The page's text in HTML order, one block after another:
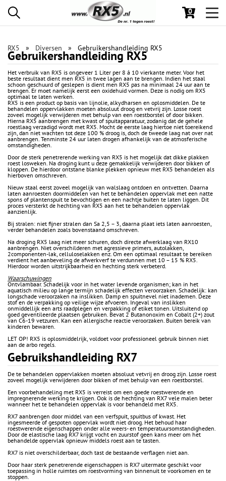
0
RX5 Diversen Gebruikershandleiding RX5
Gebruikershandleiding RX5
Het verbruik van RX5 is ongeveer 1 Liter per 8 á 10 vierkante meter. Voor het
beste resultaat dient men RX5 in twee lagen aan te brengen. Indien het staal
schoon geschuurd of geslepen is dient men RX5 pas na minimaal 24 uur aan te
brengen. Er moet namelijk eerst een oxidehuid vormen. Deze is nodig om RX5
optimaal te laten werken.
RX5 is een product op basis van lijnolie, alkydharsen en oplosmiddelen. De te
behandelen oppervlakken moeten absoluut droog en vetvrij zijn. Losse roest
zoveel mogelijk verwijderen met behulp van een roestborstel of door bikken.
Hierna RX5 aanbrengen met kwast of spuitapparatuur, zodanig dat de gehele
roestlaag verzadigd wordt met RX5. Mocht de eerste laag hiertoe niet toereikend
zijn, dan niet wachten tot deze 100 % droog is, doch de tweede laag nat over nat
aanbrengen. Tenminste 24 uur laten drogen afhankelijk van de atmosferische
omstandigheden.
Door de sterk penetrerende werking van RX5 is het mogelijk dat dikke plakken
roest losweken. Na droging kunt u deze gemakkelijk verwijderen door bikken of
kloppen. De hierdoor ontstane blanke plekken opnieuw met RX5 behandelen als
hierboven omschreven.
Nieuw staal eerst zoveel mogelijk van walslaag ontdoen en ontvetten. Daarna
laten aanroesten doormiddelen van het te behandelen oppervlak met een natte
spons of plantenspuit te bevochtigen en een nachtje buiten te laten liggen. Dit
proces versterkt de hechting van RX5 aan het te behandelen oppervlak
aanzienlijk.
Bij stralen: niet fijner stralen dan Sa 2,5 – 3, daarna plaat iets laten aanroesten,
verder behandelen zoals bovenstaand omschreven.
Na droging RX5 laag niet meer schuren, doch directe afwerklaag van RX10
aanbrengen. Niet overschilderen met agressieve primers, autolakken,
2componenten-lak, celluloselakken enz. Om een optimaal resultaat te bereiken
verdient het aanbeveling de afwerkverf te verdunnen met 10 – 15 % RX5.
Hierdoor worden uitstrijkbaarheid en hechting sterk verbeterd.
Waarschuwingen
Ontvlambaar. Schadelijk voor in het water levende organismen; kan in het
aquatisch milieu op lange termijn schadelijk effecten veroorzaken. Schadelijk: kan
longschade veroorzaken na inslikken. Damp en spuitnevel niet inademen. Deze
stof en de verpakking op veilige wijze afvoeren. Ingeval van inslikken
onmiddellijk een arts raadplegen en verpakking of etiket tonen. Uitsluitend op
goed geventileerde plaatsen gebruiken. Bevat 2 Butanonoxim en Cobalt (2+) zout
van C6-19 vetzuren. Kan een allergische reactie veroorzaken. Buiten bereik van
kinderen bewaren.
LET OP! RX5 is oplosmiddelrijk, voldoet voor professioneel gebruik binnen niet
aan de arbo regels.
Gebruikshandleiding RX7
De te behandelen oppervlakken moeten absoluut vetvrij en droog zijn. Losse roest
zoveel mogelijk verwijderen door bikken of met behulp van een roestborstel.
Een voorbehandeling met RX5 is verreist om een goede roestwerende en
impregnerende werking te krijgen. Ook is de hechting van RX7 vele malen beter
wanneer het te behandelen oppervlak is voor behandeld met RX5.
RX7 aanbrengen door middel van een verfspuit, spuitbus of kwast. Het
ingesmeerde of gespoten oppervlak wordt niet droog. Het behoud haar
roestwerende eigenschappen onder alle weers- en temperatuursomstandigheden.
Door de elastische laag RX7 krijgt vocht en zuurstof geen kans meer om het
behandelde oppervlak opnieuw middels roest aan te tasten.
RX7 is niet overschilderbaar, doch tast de bestaande verflagen niet aan.
Door haar sterk penetrerende eigenschappen is RX7 uitermate geschikt voor
toepassing in holle ruimtes om roestvorming van binnenuit te voorkomen en te
stoppen.